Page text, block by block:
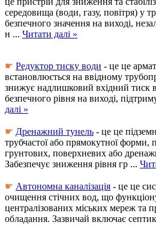
середовища (води, газу, повітря) у
безпечного значення на виході,
н ... Читати далі »
☛ Редуктор тиску води - це це
встановлюється на ввідному
знижує надлишковий вхідний тиск
безпечного рівня на виході,
далі »
☛ Дренажний тунель - це це
трубчастої або прямокутної форми,
грунтових, поверхневих або
Забезпечує зниження рівня гр ...
☛ Автономна каналізація - це це
очищення стічних вод, що
централізованих міських мереж та
обладання. Зазвичай включає